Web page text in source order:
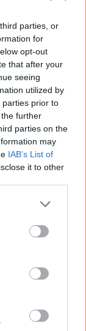
parties, or
for
opt-out
that after your
seeing
utilized by
parties prior to
further
parties on the
may
IAB’s List of
it to other